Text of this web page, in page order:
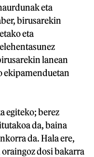
eta
birusarekin
eta
lanean
ekipamenduetan
egiteko; berez
da, baina
da. Hala ere,
dosi bakarra